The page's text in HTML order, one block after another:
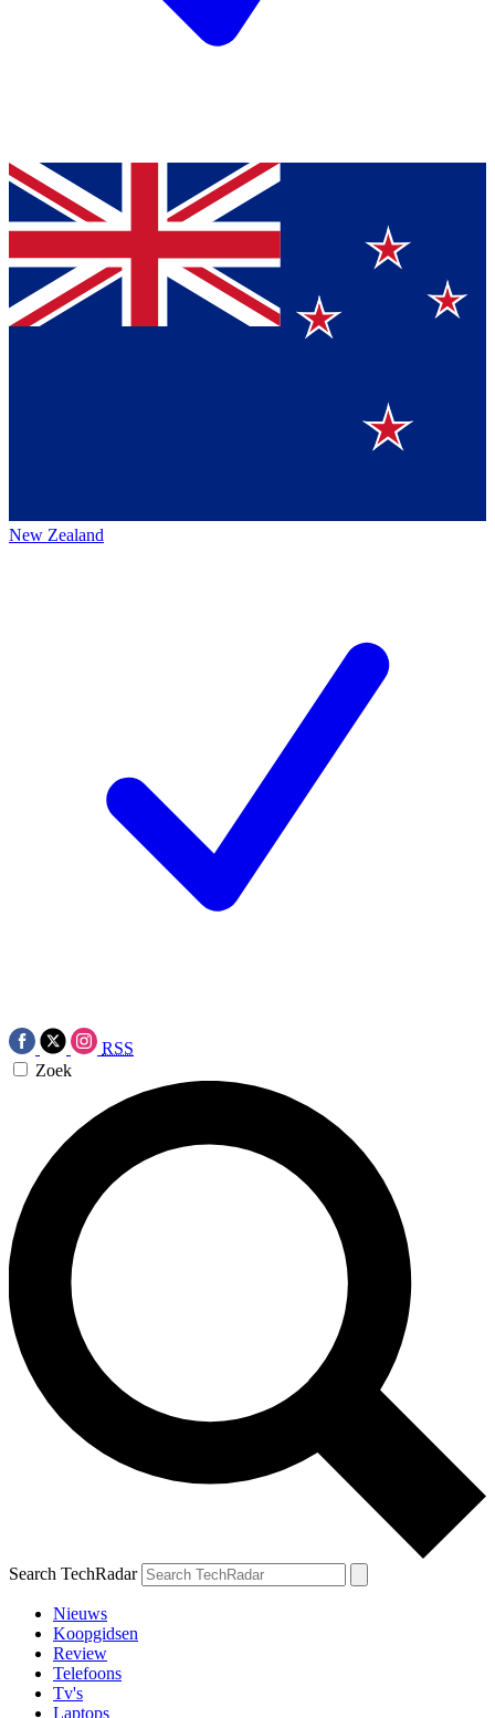
New Zealand
RSS
Zoek
Search TechRadar
Nieuws
Koopgidsen
Review
Telefoons
Tv's
Laptops